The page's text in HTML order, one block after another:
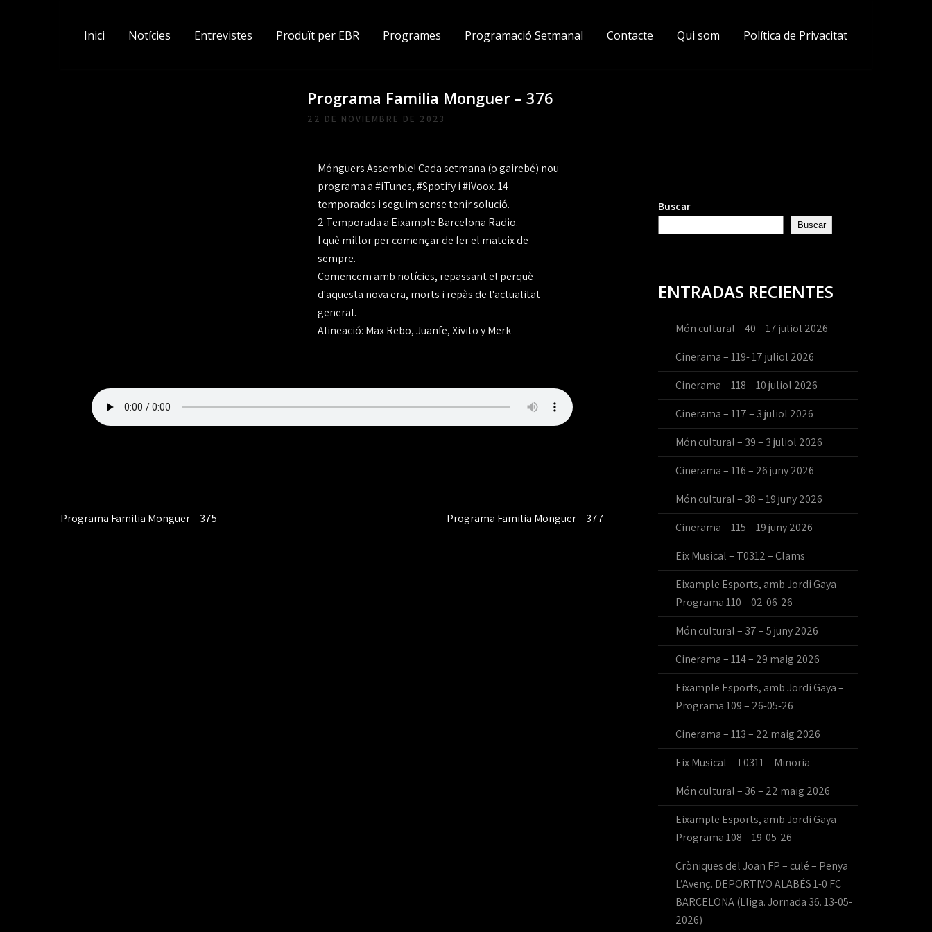
Inici Notícies Entrevistes Produït per EBR Programes Programació Setmanal Contacte Qui som Política de Privacitat
Programa Familia Monguer – 376
22 DE NOVIEMBRE DE 2023
Mónguers Assemble! Cada setmana (o gairebé) nou
programa a #iTunes, #Spotify i #iVoox. 14
temporades i seguim sense tenir solució.
2 Temporada a Eixample Barcelona Radio.
I què millor per començar de fer el mateix de
sempre.
Comencem amb notícies, repassant el perquè
d'aquesta nova era, morts i repàs de l'actualitat
general.
Alineació: Max Rebo, Juanfe, Xivito y Merk
Navegación
Programa Familia Monguer – 375 Programa Familia Monguer – 377
Buscar
Buscar
ENTRADAS RECIENTES
Món cultural – 40 – 17 juliol 2026
Cinerama – 119- 17 juliol 2026
Cinerama – 118 – 10 juliol 2026
Cinerama – 117 – 3 juliol 2026
Món cultural – 39 – 3 juliol 2026
Cinerama – 116 – 26 juny 2026
Món cultural – 38 – 19 juny 2026
Cinerama – 115 – 19 juny 2026
Eix Musical – T0312 – Clams
Eixample Esports, amb Jordi Gaya –
Programa 110 – 02-06-26
Món cultural – 37 – 5 juny 2026
Cinerama – 114 – 29 maig 2026
Eixample Esports, amb Jordi Gaya –
Programa 109 – 26-05-26
Cinerama – 113 – 22 maig 2026
Eix Musical – T0311 – Minoria
Món cultural – 36 – 22 maig 2026
Eixample Esports, amb Jordi Gaya –
Programa 108 – 19-05-26
Cròniques del Joan FP – culé – Penya
L’Avenç. DEPORTIVO ALABÉS 1-0 FC
BARCELONA (Lliga. Jornada 36. 13-05-
2026)